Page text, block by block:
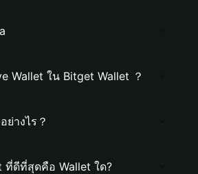
Wallet ใน Bitget Wallet ？
างไร？
ที่ดีที่สุดคือ Wallet ใด?